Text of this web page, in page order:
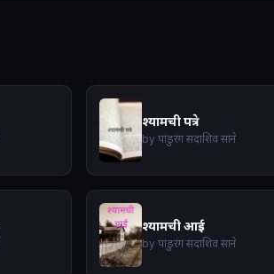
श्यामची पत्रे
by पांडुरंग सदाशिव साने
श्यामची आई
by पांडुरंग सदाशिव साने